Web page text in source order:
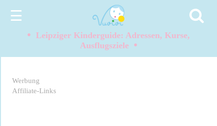
☰
• Leipziger Kinderguide: Adressen, Kurse,
Ausflugsziele •
Werbung
Affiliate-Links